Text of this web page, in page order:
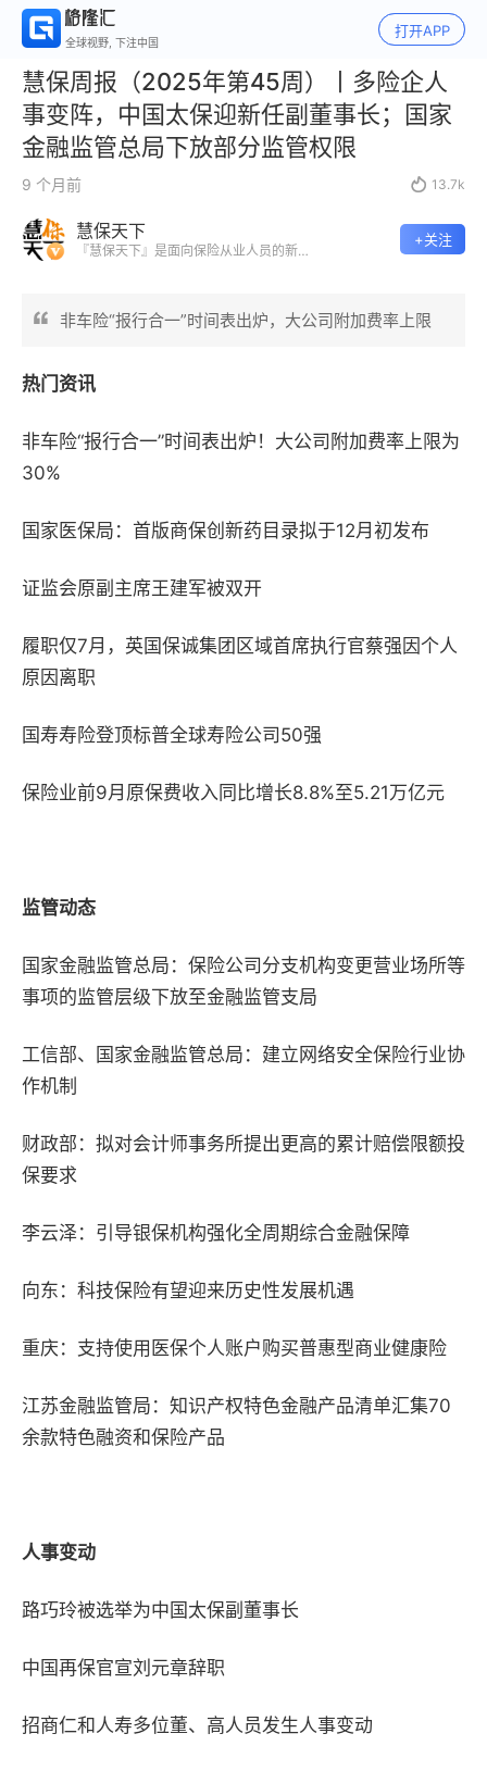
全球视野, 下注中国
打开APP
慧保周报（2025年第45周）丨多险企人
事变阵，中国太保迎新任副董事长；国家
金融监管总局下放部分监管权限
9 个月前  13.7k
慧保天下
『慧保天下』是面向保险从业人员的新媒
+关注
非车险“报行合一”时间表出炉，大公司附加费率上限
热门资讯
非车险“报行合一”时间表出炉！大公司附加费率上限为
30%
国家医保局：首版商保创新药目录拟于12月初发布
证监会原副主席王建军被双开
履职仅7月，英国保诚集团区域首席执行官蔡强因个人
原因离职
国寿寿险登顶标普全球寿险公司 50强
保险业前9月原保费收入同比增长8.8%至5.21万亿元
监管动态
国家金融监管总局：保险公司分支机构变更营业场所等
事项的监管层级下放至金融监管支局
工信部、国家金融监管总局：建立网络安全保险行业协
作机制
财政部：拟对会计师事务所提出更高的累计赔偿限额投
保要求
李云泽：引导银保机构强化全周期综合金融保障
向东：科技保险有望迎来历史性发展机遇
重庆：支持使用医保个人账户购买普惠型商业健康险
江苏金融监管局：知识产权特色金融产品清单汇集70
余款特色融资和保险产品
人事变动
路巧玲被选举为中国太保副董事长
中国再保官宣刘元章辞职
招商仁和人寿多位董、高人员发生人事变动